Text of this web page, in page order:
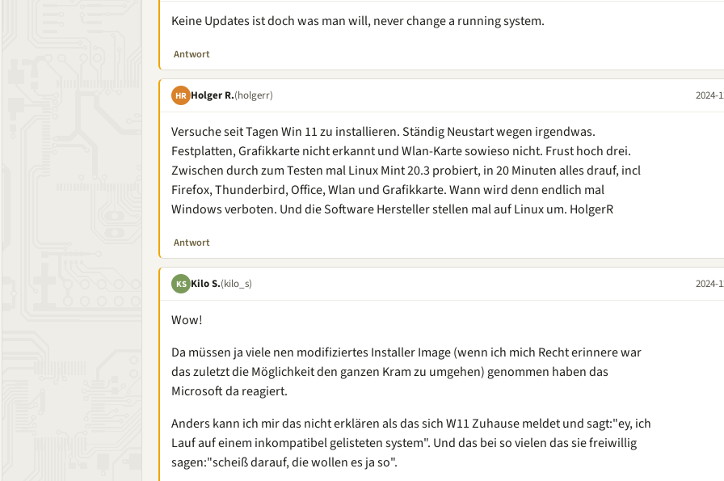
Keine Updates ist doch was man will, never change a running system.
Antwort
HR Holger R.(holgerr) 2024-
Versuche seit Tagen Win 11 zu installieren. Ständig Neustart wegen irgendwas.
Festplatten, Grafikkarte nicht erkannt und Wlan-Karte sowieso nicht. Frust hoch drei.
Zwischen durch zum Testen mal Linux Mint 20.3 probiert, in 20 Minuten alles drauf, incl
Firefox, Thunderbird, Office, Wlan und Grafikkarte. Wann wird denn endlich mal
Windows verboten. Und die Software Hersteller stellen mal auf Linux um. HolgerR
Antwort
KS Kilo S.(kilo_s) 2024-
Wow!
Da müssen ja viele nen modifiziertes Installer Image (wenn ich mich Recht erinnere war
das zuletzt die Möglichkeit den ganzen Kram zu umgehen) genommen haben das
Microsoft da reagiert.
Anders kann ich mir das nicht erklären als das sich W11 Zuhause meldet und sagt:"ey, ich
Lauf auf einem inkompatibel gelisteten system". Und das bei so vielen das sie freiwillig
sagen:"scheiß darauf, die wollen es ja so".